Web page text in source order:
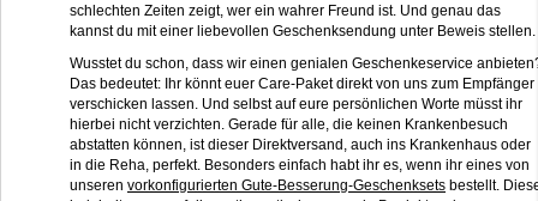
schlechten Zeiten zeigt, wer ein wahrer Freund ist. Und genau das
kannst du mit einer liebevollen Geschenksendung unter Beweis stellen.
Wusstet du schon, dass wir einen genialen Geschenkeservice
Das bedeutet: Ihr könnt euer Care-Paket direkt von uns zum Empfänger
verschicken lassen. Und selbst auf eure persönlichen Worte müsst ihr
hierbei nicht verzichten. Gerade für alle, die keinen Krankenbesuch
abstatten können, ist dieser Direktversand, auch ins Krankenhaus oder
in die Reha, perfekt. Besonders einfach habt ihr es, wenn ihr eines von
unseren vorkonfigurierten Gute-Besserung-Geschenksets bestellt.